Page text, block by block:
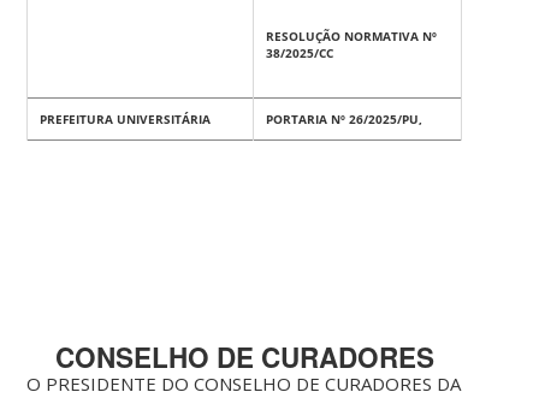
RESOLUÇÃO NORMATIVA Nº
38/2025/CC
PREFEITURA UNIVERSITÁRIA PORTARIA Nº 26/2025/PU,
CONSELHO DE CURADORES
O PRESIDENTE DO CONSELHO DE CURADORES DA